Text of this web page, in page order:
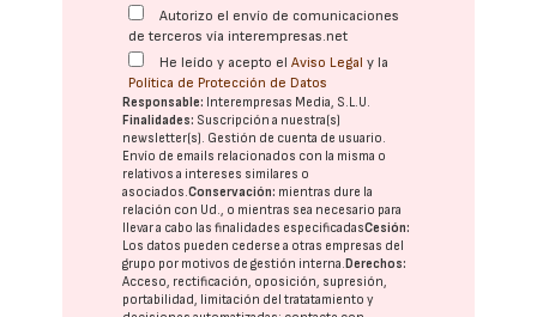
Autorizo el envío de comunicaciones
de terceros vía interempresas.net
He leído y acepto elAviso Legal y la
Política de Protección de Datos
Responsable: Interempresas Media, S.L.U.
Finalidades: Suscripción a nuestra(s)
newsletter(s). Gestión de cuenta de usuario.
Envío de emails relacionados con la misma o
relativos a intereses similares o
asociados.Conservación: mientras dure la
relación con Ud., o mientras sea necesario para
llevar a cabo las finalidades especificadasCesión:
Los datos pueden cederse a otras empresas del
grupo por motivos de gestión interna.Derechos:
Acceso, rectificación, oposición, supresión,
portabilidad, limitación del tratatamiento y